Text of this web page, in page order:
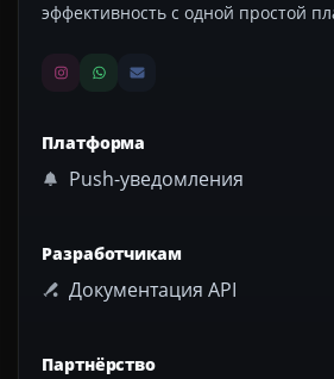
эффективность с одной простой
Платформа
Push-уведомления
Разработчикам
Документация API
Партнёрство